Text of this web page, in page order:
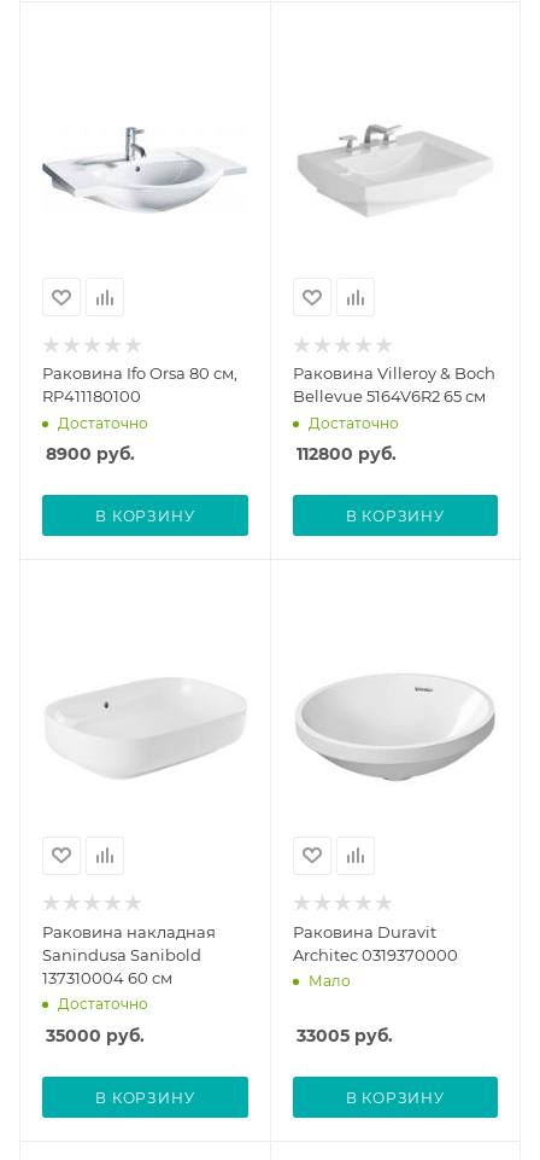
Раковина Ifo Orsa 80 см,
RP411180100
Достаточно
8900 руб.
В КОРЗИНУ
Раковина Villeroy & Boch
Bellevue 5164V6R2 65 см
Достаточно
112800 руб.
В КОРЗИНУ
Раковина накладная
Sanindusa Sanibold
137310004 60 см
Достаточно
35000 руб.
В КОРЗИНУ
Раковина Duravit
Architec 0319370000
Мало
33005руб.
В КОРЗИНУ